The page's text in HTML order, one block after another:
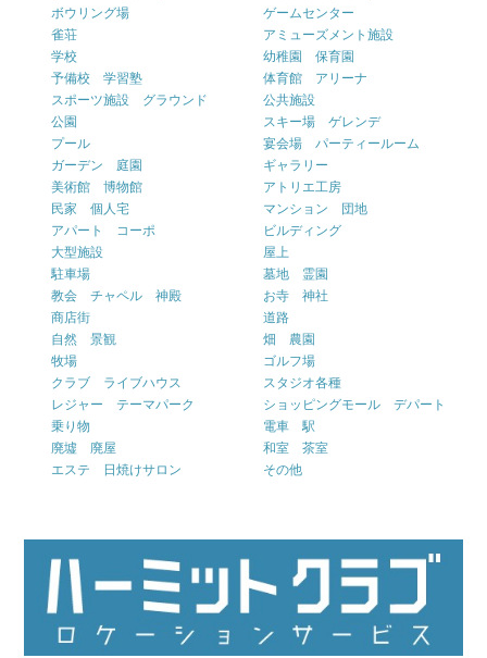
ボウリング場
ゲームセンター
雀荘
アミューズメント施設
学校
幼稚園 保育園
予備校 学習塾
体育館 アリーナ
スポーツ施設 グラウンド
公共施設
公園
スキー場 ゲレンデ
プール
宴会場 パーティールーム
ガーデン 庭園
ギャラリー
美術館 博物館
アトリエ工房
民家 個人宅
マンション 団地
アパート コーポ
ビルディング
大型施設
屋上
駐車場
墓地 霊園
教会 チャペル 神殿
お寺 神社
商店街
道路
自然 景観
畑 農園
牧場
ゴルフ場
クラブ ライブハウス
スタジオ各種
レジャー テーマパーク
ショッピングモール デパート
乗り物
電車 駅
廃墟 廃屋
和室 茶室
エステ 日焼けサロン
その他